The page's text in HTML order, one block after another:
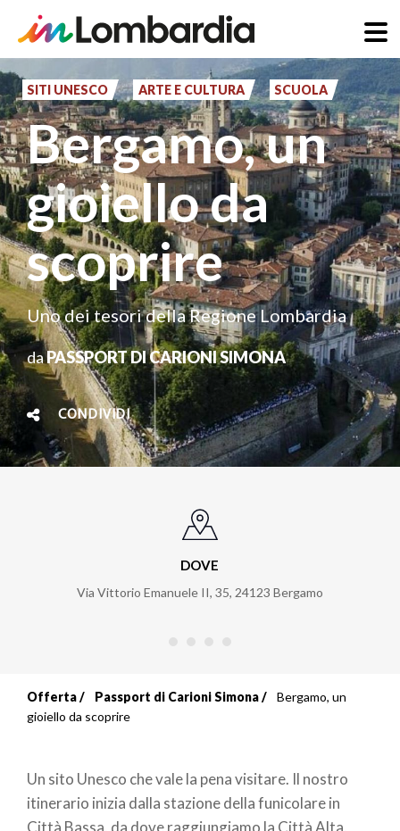
Salta
al
contenuto
principale
SITI UNESCO ARTE E CULTURA SCUOLA
Bergamo, un
gioiello da
scoprire
Uno dei tesori della Regione Lombardia
daPASSPORT DI CARIONI SIMONA
CONDIVIDI
DOVE
Via Vittorio Emanuele II, 35, 24123 Bergamo
Briciole
pane
Offerta Passport di Carioni Simona
Bergamo, un
gioiello da scoprire
Un sito Unesco che vale la pena visitare. Il nostro
itinerario inizia dalla stazione della funicolare in
Città Bassa, da dove raggiungiamo la Città Alta,